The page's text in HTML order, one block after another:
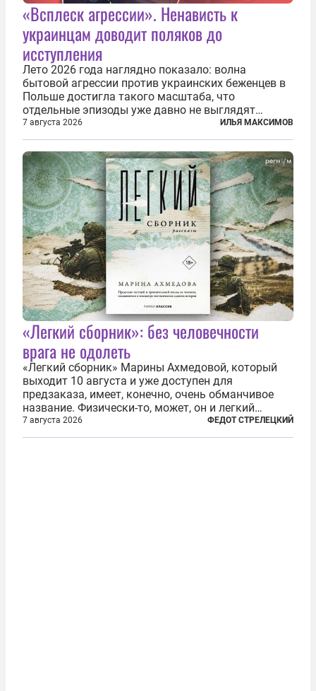
«Всплеск агрессии». Ненависть к
украинцам доводит поляков до
исступления
Лето 2026 года наглядно показало: волна
бытовой агрессии против украинских беженцев в
Польше достигла такого масштаба, что
отдельные эпизоды уже давно не выглядят
случайными. Поляки, судя по происходящему,
буквально теряют рассудок от ненависти к
украинским беженцам, и каждый новый случай
по-своему...
7 августа 2026 ИЛЬЯ МАКСИМОВ
«Легкий сборник»: без человечности
врага не одолеть
«Легкий сборник» Марины Ахмедовой, который
выходит 10 августа и уже доступен для
предзаказа, имеет, конечно, очень обманчивое
название. Физически-то, может, он и легкий
относительно. Но метафизически —
безотносительно тяжелый. Десять рассказов,
7 августа 2026 ФЕДОТ СТРЕЛЕЦКИЙ